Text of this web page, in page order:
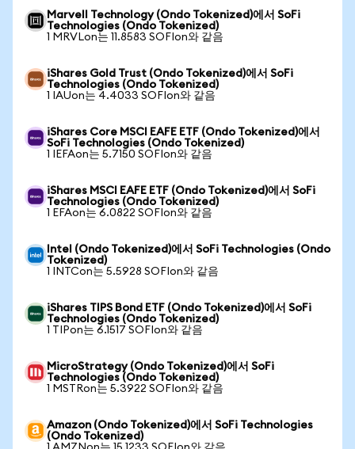
Marvell Technology (Ondo Tokenized)에서 SoFi
Technologies (Ondo Tokenized)
1 MRVLon는 11.8583 SOFIon와 같음
iShares Gold Trust (Ondo Tokenized)에서 SoFi
Technologies (Ondo Tokenized)
1 IAUon는 4.4033 SOFIon와 같음
iShares Core MSCI EAFE ETF (Ondo Tokenized)에서
SoFi Technologies (Ondo Tokenized)
1 IEFAon는 5.7150 SOFIon와 같음
iShares MSCI EAFE ETF (Ondo Tokenized)에서 SoFi
Technologies (Ondo Tokenized)
1 EFAon는 6.0822 SOFIon와 같음
Intel (Ondo Tokenized)에서 SoFi Technologies (Ondo
Tokenized)
1 INTCon는 5.5928 SOFIon와 같음
iShares TIPS Bond ETF (Ondo Tokenized)에서 SoFi
Technologies (Ondo Tokenized)
1 TIPon는 6.1517 SOFIon와 같음
MicroStrategy (Ondo Tokenized)에서 SoFi
Technologies (Ondo Tokenized)
1 MSTRon는 5.3922 SOFIon와 같음
Amazon (Ondo Tokenized)에서 SoFi Technologies
(Ondo Tokenized)